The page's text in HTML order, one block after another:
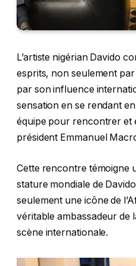
L’artiste nigérian Davido
esprits, non seulement
par son influence
sensation en se rendant
équipe pour rencontrer et
président Emmanuel
Cette rencontre témoigne
stature mondiale de
seulement une icône de
véritable ambassadeur de
scène internationale.